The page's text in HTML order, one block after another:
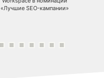
«Лучшие SEO-кампании»